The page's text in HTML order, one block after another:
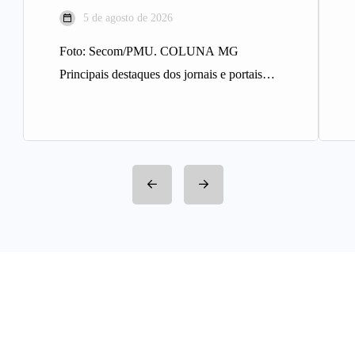
5 de agosto de 2026
Foto: Secom/PMU. COLUNA MG
Principais destaques dos jornais e portais